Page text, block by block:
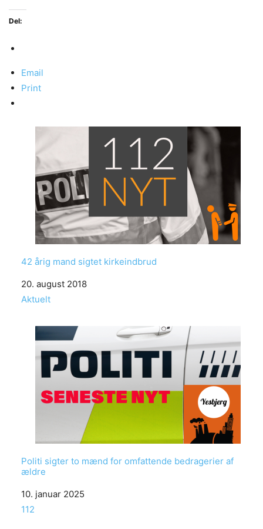
Del:
Email
Print
42 årig mand sigtet kirkeindbrud
Date
20. august 2018
In relation to
Aktuelt
Politi sigter to mænd for omfattende bedragerier af
ældre
Date
10. januar 2025
In relation to
112